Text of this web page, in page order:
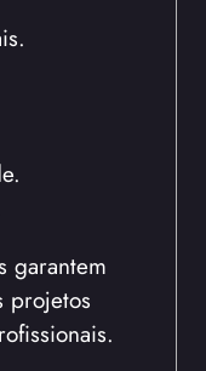
garantem
projetos